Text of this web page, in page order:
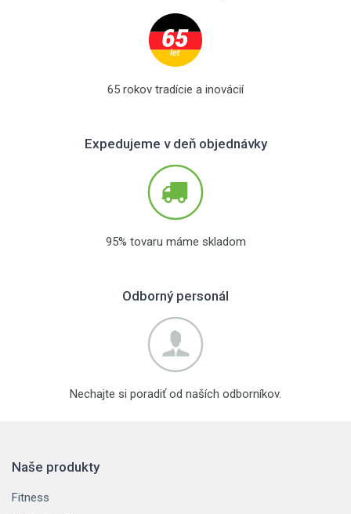
65 rokov tradície a inovácií
Expedujeme v deň objednávky
95% tovaru máme skladom
Odborný personál
Nechajte si poradiť od naších odborníkov.
Naše produkty
Fitness